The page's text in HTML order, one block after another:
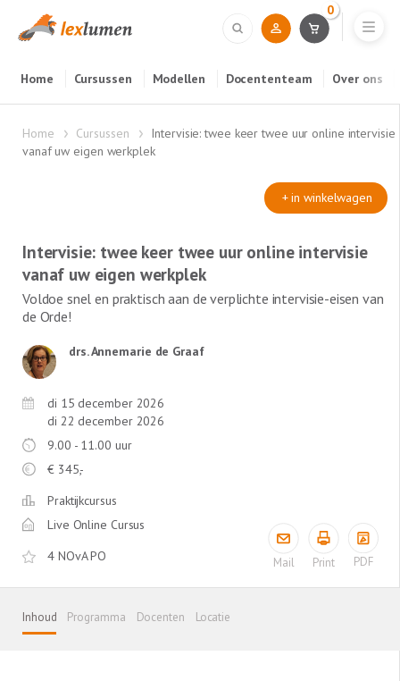
Home Cursussen Modellen Docententeam Over ons
0
Home Cursussen
Intervisie: twee keer twee uur online intervisie
vanaf uw eigen werkplek
+ in winkelwagen
Intervisie: twee keer twee uur online intervisie
vanaf uw eigen werkplek
Voldoe snel en praktisch aan de verplichte intervisie-eisen van
de Orde!
drs. Annemarie de Graaf
di 15 december 2026
di 22 december 2026
9.00 - 11.00 uur
€ 345,-
Praktijkcursus
Live Online Cursus
4 NOvA PO
Inhoud Programma Docenten Locatie
Mail Print PDF